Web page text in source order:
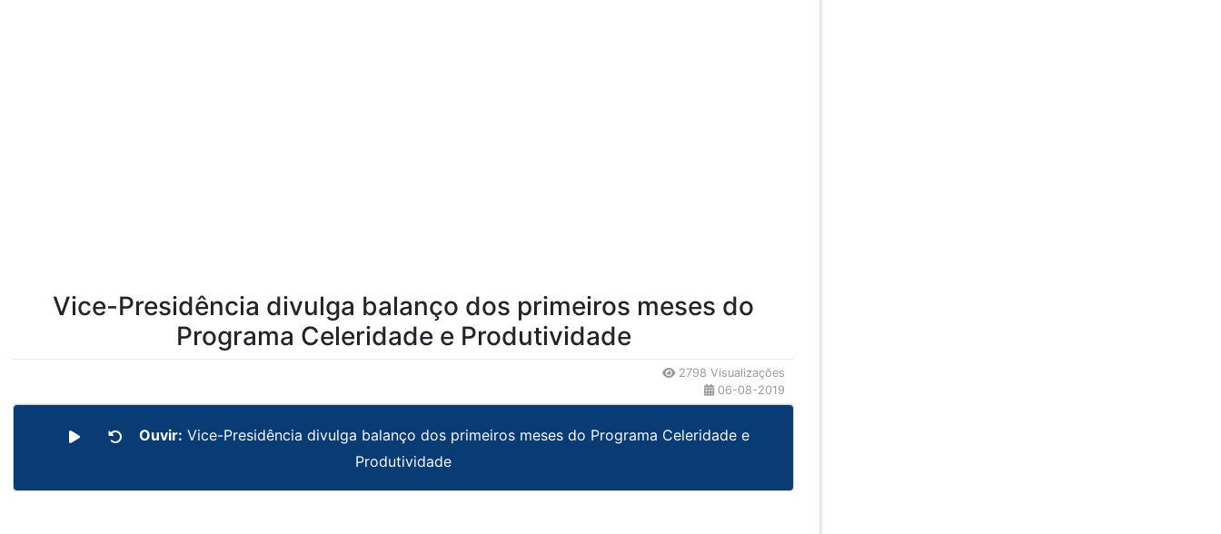
Vice-Presidência divulga balanço dos primeiros meses do
Programa Celeridade e Produtividade
2798 Visualizações
06-08-2019
Ouvir: Vice-Presidência divulga balanço dos primeiros meses do Programa Celeridade e
Produtividade